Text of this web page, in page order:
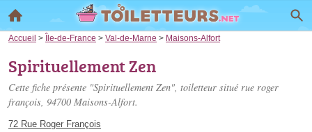
Accueil > Île-de-France > Val-de-Marne > Maisons-Alfort
Spirituellement Zen
Cette fiche présente "Spirituellement Zen", toiletteur situé rue roger
françois, 94700 Maisons-Alfort.
72 Rue Roger François